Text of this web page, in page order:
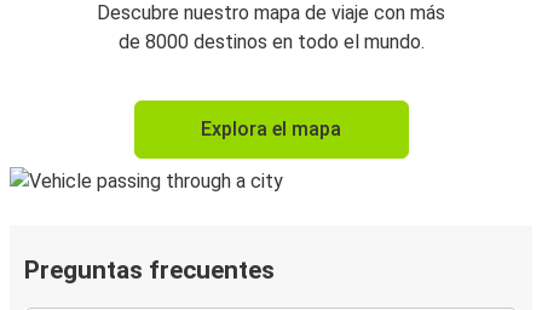
Descubre nuestro mapa de viaje con más
de 8000 destinos en todo el mundo.
Explora el mapa
Preguntas frecuentes